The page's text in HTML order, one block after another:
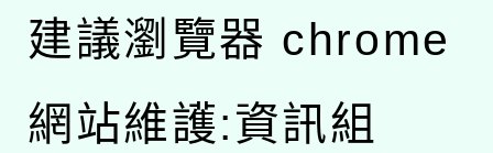
建議瀏覽器 chrome
網站維護:資訊組